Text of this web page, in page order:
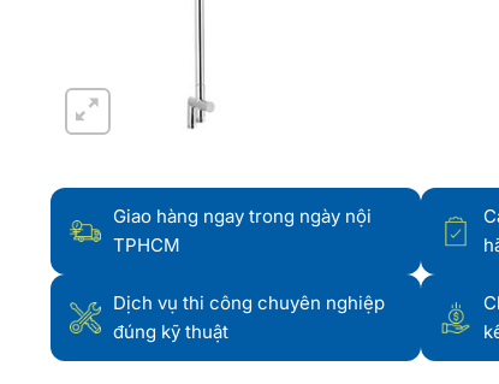
Giao hàng ngay trong ngày nội
TPHCM
Dịch vụ thi công chuyên nghiệp
đúng kỹ thuật